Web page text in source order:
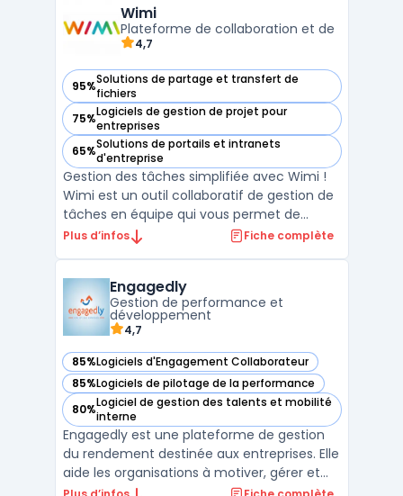
en temps réel. Avec des fonctionnalités
telles que la planificati ...
Wimi
Plateforme de collaboration et de
4,7
95%Solutions de partage et transfert de
fichiers
— voir Wimi dans cette catégorie
75%Logiciels de gestion de projet pour
entreprises
— voir Wimi dans cette catégorie
65%Solutions de portails et intranets
d'entreprise
— voir Wimi dans cette catégorie
Gestion des tâches simplifiée avec Wimi !
Wimi est un outil collaboratif de gestion de
tâches en équipe qui vous permet de
travailler plus rapidement et plus
tâches à des membres de votre équipe et
suivre leur progression ...
Plus d’infos Fiche complète
Engagedly
Gestion de performance et
développement
4,7
85%Logiciels d'Engagement Collaborateur
— voir Engagedly dans cette catégorie
85%Logiciels de pilotage de la performance
— voir Engagedly dans cette catégorie
80%Logiciel de gestion des talents et mobilité
interne
— voir Engagedly dans cette catégorie
Engagedly est une plateforme de gestion
du rendement destinée aux entreprises. Elle
aide les organisations à motiver, gérer et
développer leur personnel grâce à un